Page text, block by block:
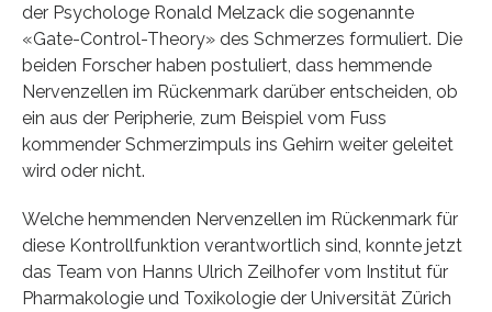
der Psychologe Ronald Melzack die sogenannte
«Gate-Control-Theory» des Schmerzes formuliert. Die
beiden Forscher haben postuliert, dass hemmende
Nervenzellen im Rückenmark darüber entscheiden, ob
ein aus der Peripherie, zum Beispiel vom Fuss
kommender Schmerzimpuls ins Gehirn weiter geleitet
wird oder nicht.
Welche hemmenden Nervenzellen im Rückenmark für
diese Kontrollfunktion verantwortlich sind, konnte jetzt
das Team von Hanns Ulrich Zeilhofer vom Institut für
Pharmakologie und Toxikologie der Universität Zürich